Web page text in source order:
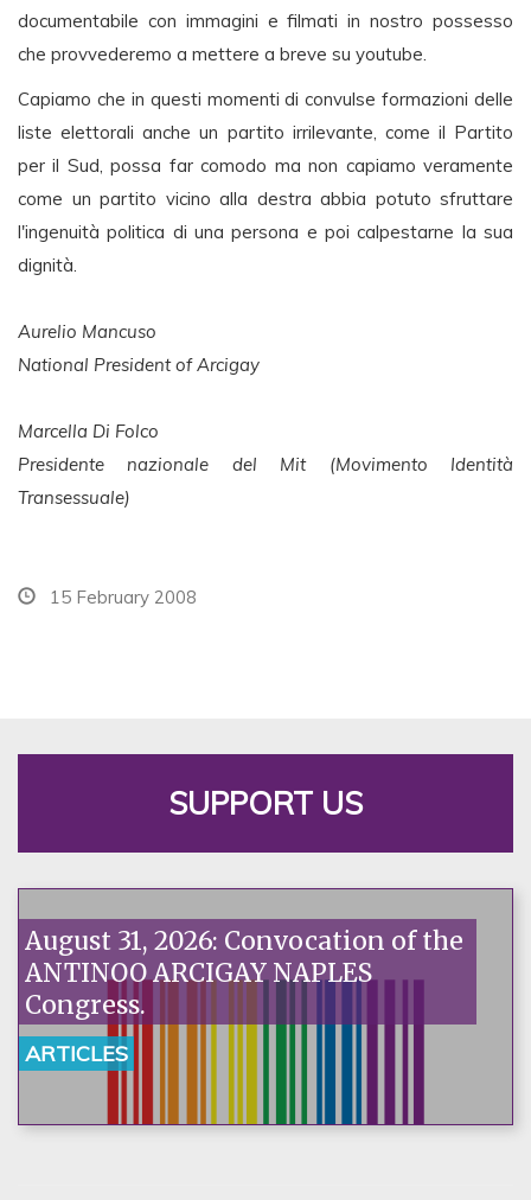
documentabile con immagini e filmati in nostro possesso
che provvederemo a mettere a breve su youtube.
Capiamo che in questi momenti di convulse formazioni delle
liste elettorali anche un partito irrilevante, come il Partito
per il Sud, possa far comodo ma non capiamo veramente
come un partito vicino alla destra abbia potuto sfruttare
l'ingenuità politica di una persona e poi calpestarne la sua
dignità.
Aurelio Mancuso
National President of Arcigay
Marcella Di Folco
Presidente nazionale del Mit (Movimento Identità
Transessuale)
15 February 2008
SUPPORT US
August 31, 2026: Convocation of the
ANTINOO ARCIGAY NAPLES
Congress.
ARTICLES